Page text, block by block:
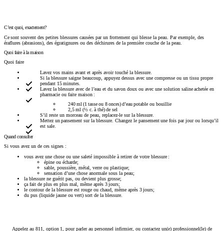
C’est quoi, exactement?
Ce sont souvent des petites blessures causées par un frottement qui blesse la peau. Par exemple, des
éraflures (abrasions), des égratignures ou des déchirures de la première couche de la peau.
Quoi faire à la maison
Quoi faire
Lavez vos mains avant et après avoir touché la blessure.
Si la blessure saigne beaucoup, appuyez dessus avec une compresse ou un tissu propre
pendant 15 minutes.
Lavez la blessure avec de l’eau et du savon doux ou avec une solution saline achetée en
pharmacie ou faite maison :
240 ml (1 tasse ou 8 onces) d’eau potable ou bouillie
2,5 ml (½ c. à thé) de sel
S’il reste un morceau de peau, replacez-le sur la blessure.
Mettez un pansement sur la blessure. Changez le pansement une fois par jour ou lorsqu’il
est sale.
Quand consulter
Si vous avez un de ces signes :
vous avez une chose ou une saleté impossible à retirer de votre blessure :
épine ou écharde;
sable, poussière, métal, verre ou plastique;
sensation d’une chose anormale sous la peau;
la blessure ne guérit pas, ou devient plus grosse;
ça fait de plus en plus mal, même après 3 jours;
le contour de la blessure est rouge ou chaud, même après 3 jours;
du pus (liquide jaune ou vert) sort de la blessure.
Appelez au 811, option 1, pour parler au personnel infirmier, ou contactez un(e) professionnel(le) de